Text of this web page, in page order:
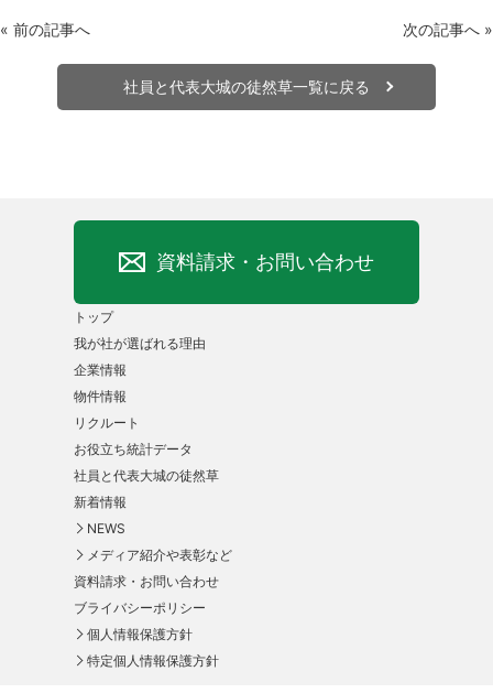
« 前の記事へ 次の記事へ »
社員と代表大城の徒然草一覧に戻る
資料請求・お問い合わせ
トップ
我が社が選ばれる理由
企業情報
物件情報
リクルート
お役立ち統計データ
社員と代表大城の徒然草
新着情報
NEWS
メディア紹介や表彰など
資料請求・お問い合わせ
ブライバシーポリシー
個人情報保護方針
特定個人情報保護方針